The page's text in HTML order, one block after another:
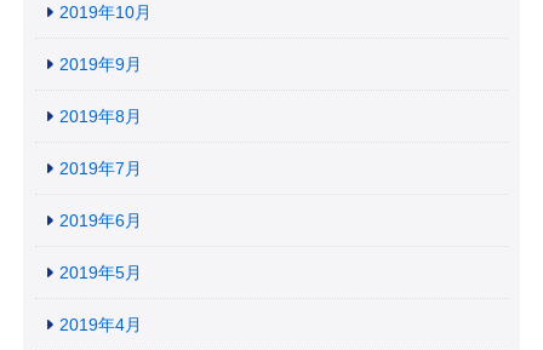
2019年10月
2019年9月
2019年8月
2019年7月
2019年6月
2019年5月
2019年4月